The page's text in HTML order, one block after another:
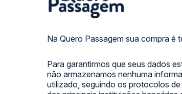
Na Quero Passagem sua compra é
Para garantirmos que seus dados
não armazenamos nenhuma
utilizado, seguindo os protocolos